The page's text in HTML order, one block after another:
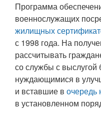
Программа
военнослужащих
жилищных
с 1998 года. На
рассчитывать
со службы с выслугой
нуждающимися в
и вставшие в очередь
в установленном